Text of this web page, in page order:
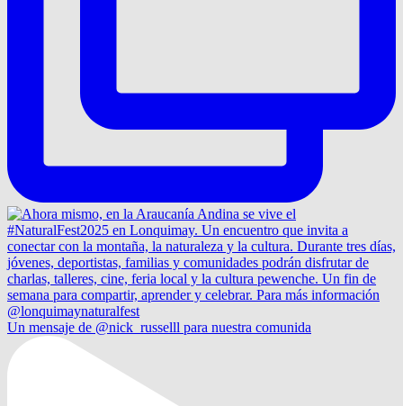
Un mensaje de @nick_russelll para nuestra comunida